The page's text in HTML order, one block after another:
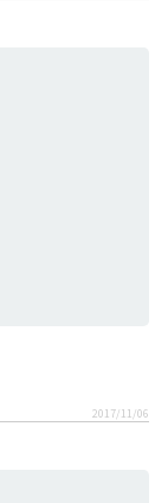
2017/11/06